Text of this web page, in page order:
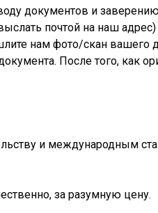
документов и заверению
почтой на наш адрес)
нам фото/скан
После того, как
и международным
за разумную цену.